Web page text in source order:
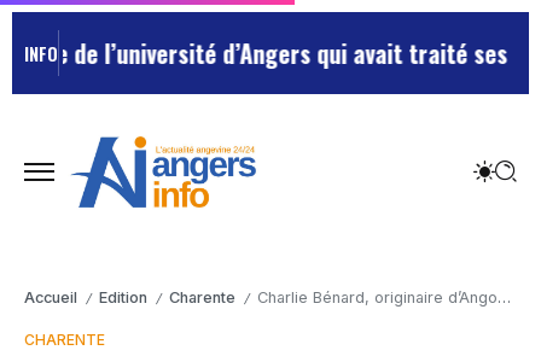
INFO
de l’université d’Angers qui avait traité ses chefs
Accueil / Edition / Charente / Charlie Bénard, originaire d’Angoulême, élue Miss Poitou-Charentes 2024
CHARENTE